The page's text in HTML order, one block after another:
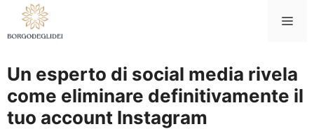
contenuto
Un esperto di social media rivela
come eliminare definitivamente il
tuo account Instagram